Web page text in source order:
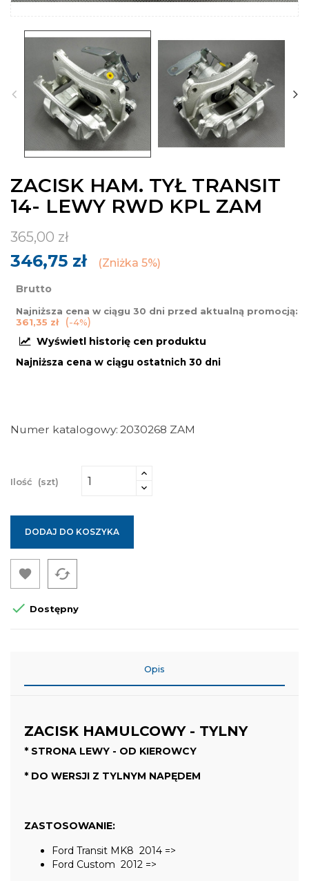
ZACISK HAM. TYŁ TRANSIT
14- LEWY RWD KPL ZAM
365,00 zł
346,75 zł Zniżka 5%
Brutto
Najniższa cena w ciągu 30 dni przed aktualną promocją:
361,35 zł
-4%
Wyświetl historię cen produktu
Najniższa cena w ciągu ostatnich 30 dni
Numer katalogowy 2030268 ZAM
Ilość (szt)
DODAJ DO KOSZYKA
 cached
 Dostępny
Opis
ZACISK HAMULCOWY - TYLNY
* STRONA LEWY - OD KIEROWCY
* DO WERSJI Z TYLNYM NAPĘDEM
ZASTOSOWANIE:
Ford Transit MK8 2014 =>
Ford Custom 2012 =>